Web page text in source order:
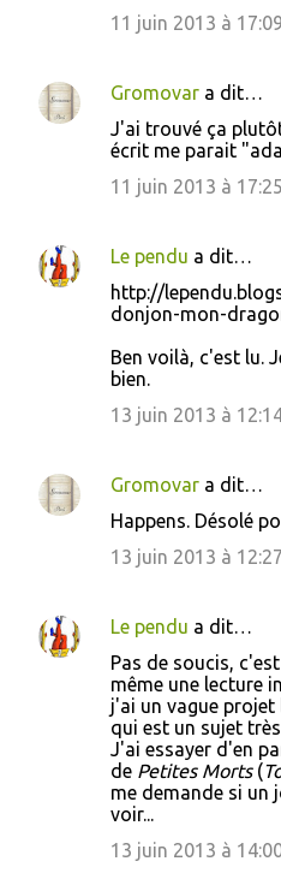
11 juin 2013 à 17:09
Gromovar a dit…
J'ai trouvé ça
écrit me parait
11 juin 2013 à 17:25
Le pendu a dit…
http://
donjon-mon-
Ben voilà, c'est lu.
bien.
13 juin 2013 à
Gromovar a dit…
Happens. Désolé
13 juin 2013 à 12:27
Le pendu a dit…
Pas de soucis,
même une lecture
j'ai un vague
qui est un sujet
J'ai essayer d'en
de Petites Morts(
me demande si un
voir...
13 juin 2013 à